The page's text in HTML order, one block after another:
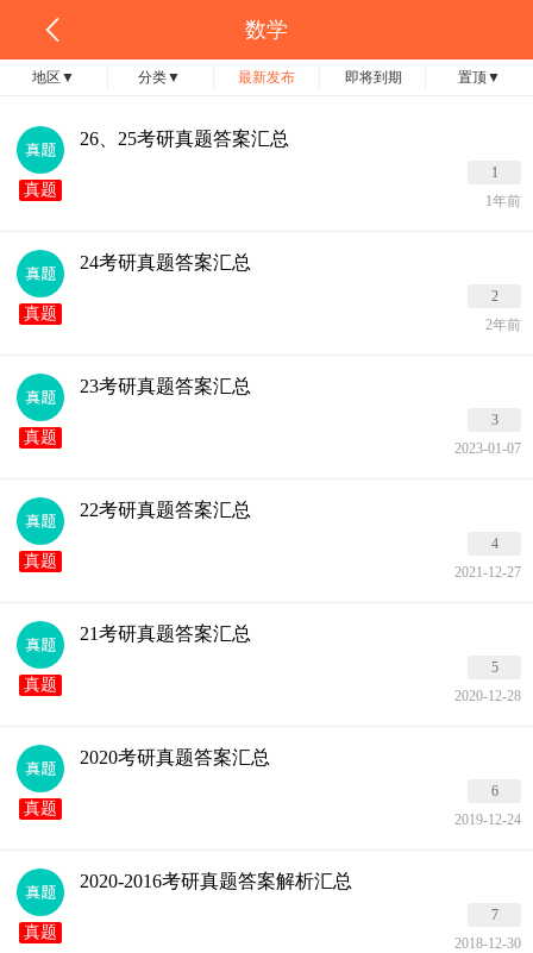
数学
地区 ▼ 分类▼ 最新发布 即将到期 置顶▼
真题
26、25考研真题答案汇总
1
1年前
真题
24考研真题答案汇总
2
2年前
真题
23考研真题答案汇总
3
2023-01-07
真题
22考研真题答案汇总
4
2021-12-27
真题
21考研真题答案汇总
5
2020-12-28
真题
2020考研真题答案汇总
6
2019-12-24
真题
2020-2016考研真题答案解析汇总
7
2018-12-30